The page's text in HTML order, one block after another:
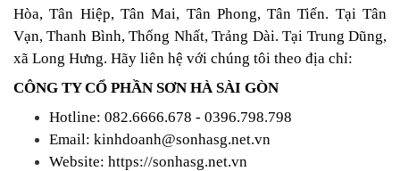
Hòa, Tân Hiệp, Tân Mai, Tân Phong, Tân Tiến. Tại Tân
Vạn, Thanh Bình, Thống Nhất, Trảng Dài. Tại Trung Dũng,
xã Long Hưng. Hãy liên hệ với chúng tôi theo địa chỉ:
CÔNG TY CỔ PHẦN SƠN HÀ SÀI GÒN
Hotline: 082.6666.678 - 0396.798.798
Email: kinhdoanh@sonhasg.net.vn
Website: https://sonhasg.net.vn